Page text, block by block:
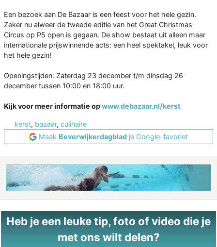
Een bezoek aan De Bazaar is een feest voor het hele gezin.
Zeker nu alweer de tweede editie van het Great Christmas
Circus op P5 open is gegaan. De show bestaat uit alleen maar
internationale prijswinnende acts: een heel spektakel, leuk voor
het hele gezin!
Openingstijden: Zaterdag 23 december t/m dinsdag 26
december tussen 10:00 en 18:00 uur.
Kijk voor meer informatie opwww.debazaar.nl/kerst
kerst, bazaar, culinaire
Maak Beverwijkerdagblad je Google-favoriet
Heb je een leuke tip, foto of video die je
met ons wilt delen?